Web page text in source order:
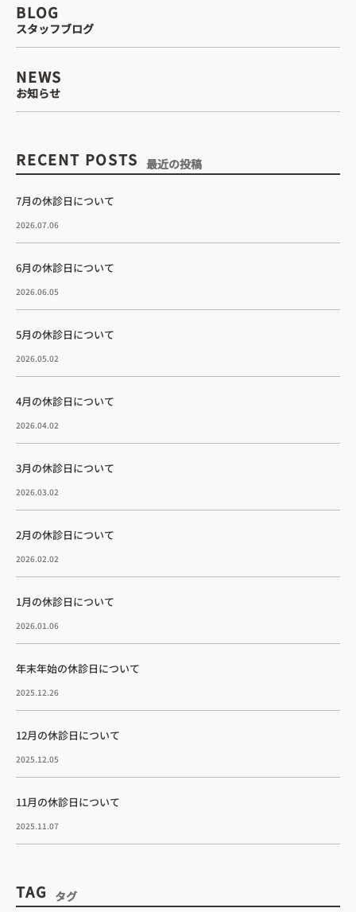
BLOG
スタッフブログ
NEWS
お知らせ
RECENT POSTS 最近の投稿
7月の休診日について
2026.07.06
6月の休診日について
2026.06.05
5月の休診日について
2026.05.02
4月の休診日について
2026.04.02
3月の休診日について
2026.03.02
2月の休診日について
2026.02.02
1月の休診日について
2026.01.06
年末年始の休診日について
2025.12.26
12月の休診日について
2025.12.05
11月の休診日について
2025.11.07
TAG タグ